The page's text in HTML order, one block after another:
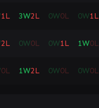
1L 3W2L 0W0L 0W1L
2L 0W0L 0W1L 1W0L
0L 1W2L 0W0L 0W0L